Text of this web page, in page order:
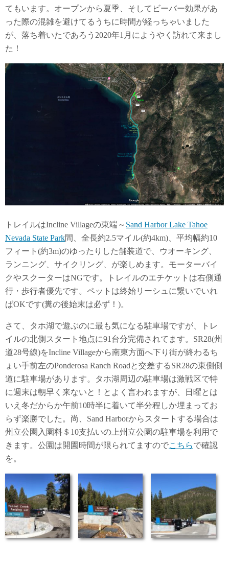
てもいます。オープンから夏季、そしてビーバー効果があ
った際の混雑を避けてるうちに時間が経っちゃいました
が、落ち着いたであろう2020年1月にようやく訪れて来まし
た！
トレイルはIncline Villageの東端～ Sand Harbor Lake Tahoe
Nevada State Park間、全長約2.5マイル(約4km)、平均幅約10
フィート(約3m)のゆったりした舗装道で、ウオーキング、
ランニング、サイクリング、が楽しめます。モーターバイ
クやスクーターはNGです。トレイルのエチケットは右側通
行・歩行者優先です。ペットは終始リーシュに繋いでいれ
ばOKです(糞の後始末は必ず！)。
さて、タホ湖で遊ぶのに最も気になる駐車場ですが、トレ
イルの北側スタート地点に91台分完備されてます。SR28(州
道28号線)をIncline Villageから南東方面へ下り街が終わるち
ょい手前左のPonderosa Ranch Roadと交差するSR28の東側側
道に駐車場があります。タホ湖周辺の駐車場は激戦区で特
に週末は朝早く来ないと！とよく言われますが、日曜とは
いえ冬だからか午前10時半に着いて半分程しか埋まってお
らず楽勝でした。尚、Sand Harborからスタートする場合は
州立公園入園料＄10支払いの上州立公園の駐車場を利用で
きます。公園は開園時間が限られてますのでこちらで確認
を。